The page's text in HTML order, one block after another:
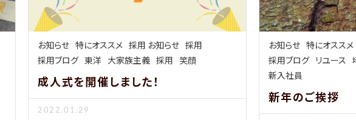
お知らせ 特にオススメ 採用 お知らせ 採用
採用ブログ 東洋 大家族主義 採用 笑顔
成人式を開催しました！
2022.01.29
お知らせ 特にオススメ
採用ブログ リユース
新入社員
新年のご挨拶